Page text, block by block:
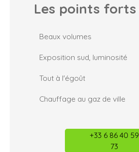
Les points forts
Beaux volumes
Exposition sud, luminosité
Tout à l'égoût
Chauffage au gaz de ville
+33 6 86 40 59
73